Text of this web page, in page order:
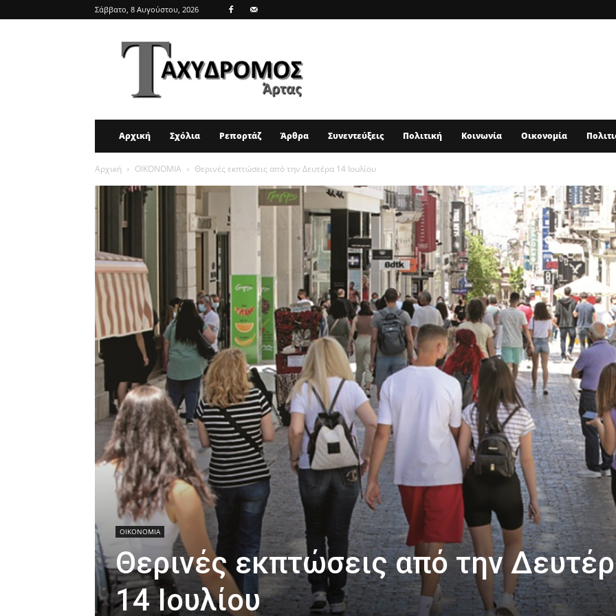
Σάββατο, 8 Αυγούστου, 2026
ΤΑΧΥΔΡΟΜΟΣ
Αρχική Σχόλια Ρεπορτάζ Άρθρα Συνεντεύξεις Πολιτική Κοινωνία Οικονομία
Αρχική ΟΙΚΟΝΟΜΙΑ Θερινές εκπτώσεις από την Δευτέρα 14 Ιουλίου
ΟΙΚΟΝΟΜΙΑ
Θερινές εκπτώσεις από την
14 Ιουλίου